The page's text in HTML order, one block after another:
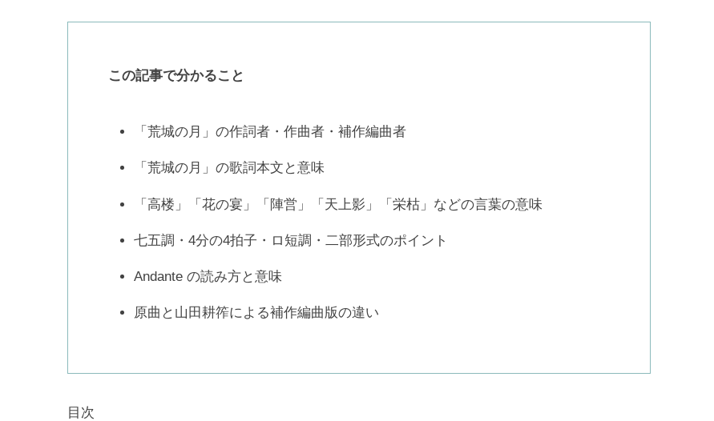
この記事で分かること
「荒城の月」の作詞者・作曲者・補作編曲者
「荒城の月」の歌詞本文と意味
「高楼」「花の宴」「陣営」「天上影」「栄枯」などの言葉の意味
七五調・4分の4拍子・ロ短調・二部形式のポイント
Andante の読み方と意味
原曲と山田耕筰による補作編曲版の違い
目次